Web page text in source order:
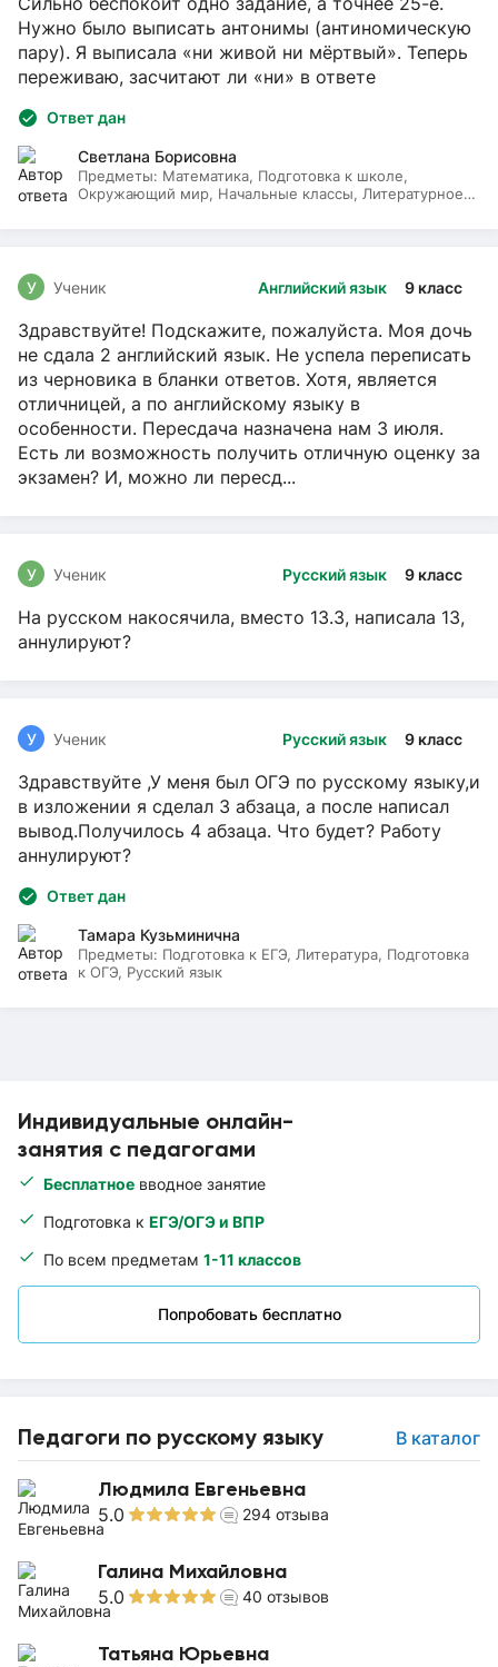
Индивидуальные онлайн-
занятия с педагогами
Бесплатное вводное занятие
Подготовка к ЕГЭ/ОГЭ и ВПР
По всем предметам 1-11 классов
Попробовать бесплатно
Педагоги по русскому языку В каталог
Людмила Евгеньевна
5.0 294 отзыва
Галина Михайловна
5.0 40 отзывов
Татьяна Юрьевна
Нужно было выписать антонимы (антиномическую
пару). Я выписала «ни живой ни мёртвый». Теперь
переживаю, засчитают ли «ни» в ответе
Ответ дан
Светлана Борисовна
Предметы: Математика, Подготовка к школе,
Окружающий мир, Начальные классы, Литературное
Английский язык 9 класс
У Ученик
Здравствуйте! Подскажите, пожалуйста. Моя дочь
не сдала 2 английский язык. Не успела переписать
из черновика в бланки ответов. Хотя, является
отличницей, а по английскому языку в
особенности. Пересдача назначена нам 3 июля.
Есть ли возможность получить отличную оценку за
экзамен? И, можно ли пересд...
Русский язык 9 класс
У Ученик
На русском накосячила, вместо 13.3, написала 13,
аннулируют?
Русский язык 9 класс
У Ученик
Здравствуйте ,У меня был ОГЭ по русскому языку,и
в изложении я сделал 3 абзаца, а после написал
вывод.Получилось 4 абзаца. Что будет? Работу
аннулируют?
Ответ дан
Тамара Кузьминична
Предметы: Подготовка к ЕГЭ, Литература, Подготовка
к ОГЭ, Русский язык